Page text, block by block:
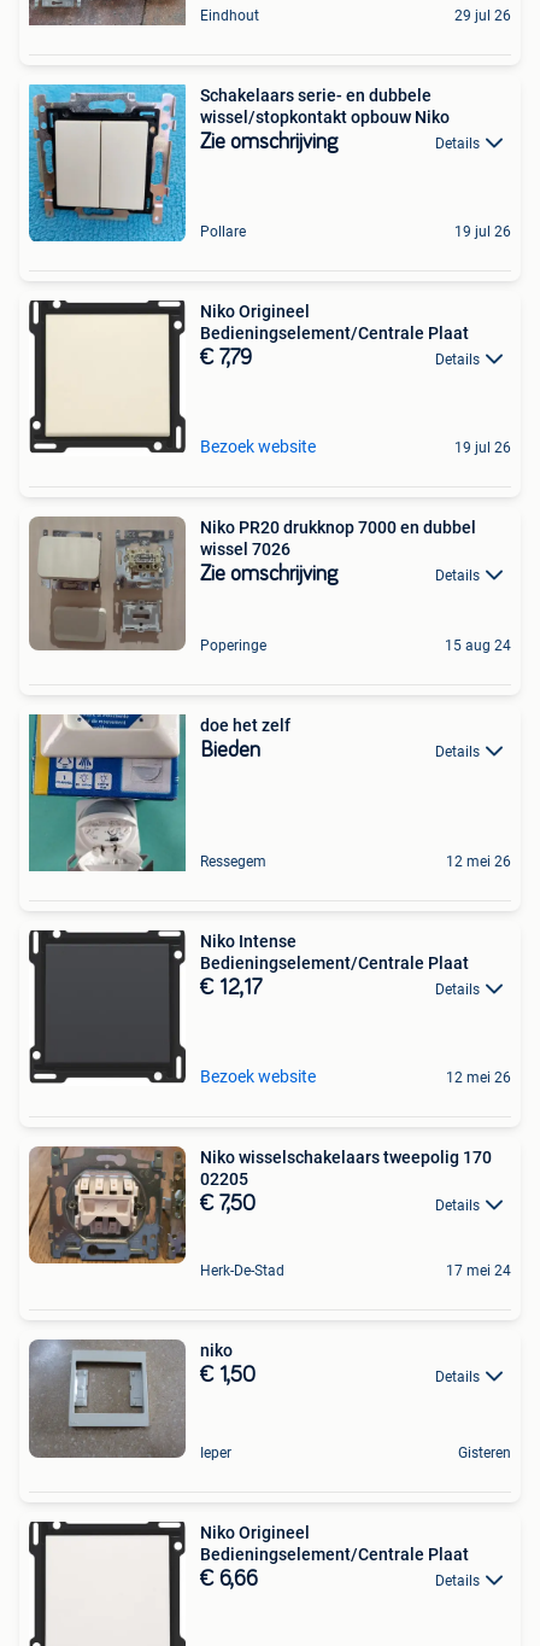
Eindhout 29 jul 26
Schakelaars serie- en dubbele
wissel/stopkontakt opbouw Niko
Zie omschrijving Details
Pollare 19 jul 26
Niko Origineel
Bedieningselement/Centrale Plaat
€ 7,79 Details
Bezoek website 19 jul 26
Niko PR20 drukknop 7000 en dubbel
wissel 7026
Zie omschrijving Details
Poperinge 15 aug 24
doe het zelf
Bieden Details
Ressegem 12 mei 26
Niko Intense
Bedieningselement/Centrale Plaat
€ 12,17 Details
Bezoek website 12 mei 26
Niko wisselschakelaars tweepolig 170
02205
€ 7,50 Details
Herk-De-Stad 17 mei 24
niko
€ 1,50 Details
Ieper Gisteren
Niko Origineel
Bedieningselement/Centrale Plaat
€ 6,66 Details